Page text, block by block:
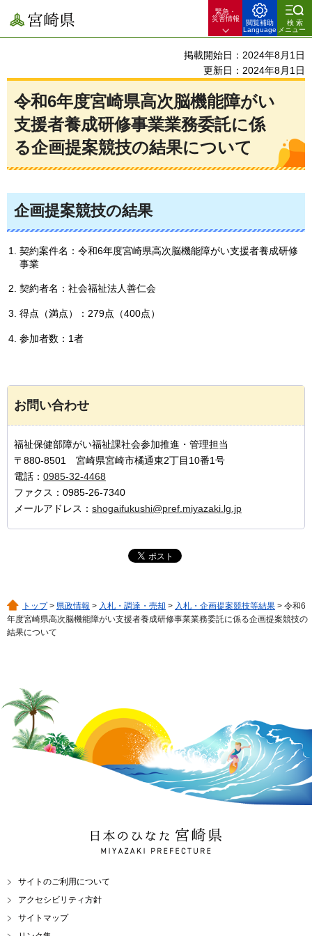
宮崎県
緊急・
災害情報
閲覧補助
Language
検索
メニュー
掲載開始日：2024年8月1日
更新日：2024年8月1日
令和6年度宮崎県高次脳機能障がい
支援者養成研修事業業務委託に係
る企画提案競技の結果について
企画提案競技の結果
契約案件名：令和6年度宮崎県高次脳機能障がい支援者養成研修
事業
契約者名：社会福祉法人善仁会
得点（満点）：279点（400点）
参加者数：1者
お問い合わせ
福祉保健部障がい福祉課社会参加推進・管理担当
〒880-8501 宮崎県宮崎市橘通東2丁目10番1号
電話： 0985-32-4468
ファクス：0985-26-7340
メールアドレス： shogaifukushi@pref.miyazaki.lg.jp
トップ> 県政情報 > 入札・調達・売却 > 入札・企画提案競技等結果 > 令和6
年度宮崎県高次脳機能障がい支援者養成研修事業業務委託に係る企画提案競技の
結果について
日本のひなた 宮崎県
MIYAZAKI PREFECTURE
サイトのご利用について
アクセシビリティ方針
サイトマップ